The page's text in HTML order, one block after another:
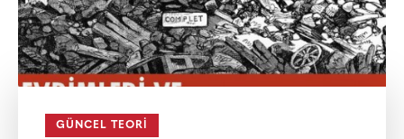
GÜNCEL TEORI